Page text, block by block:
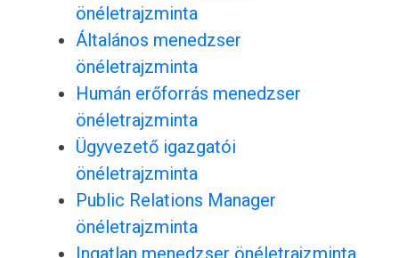
önéletrajzminta
Általános menedzser
önéletrajzminta
Humán erőforrás menedzser
önéletrajzminta
Ügyvezető igazgatói
önéletrajzminta
Public Relations Manager
önéletrajzminta
Ingatlan menedzser önéletrajzminta